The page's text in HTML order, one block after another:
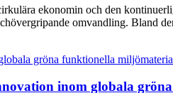
ekonomin och den
omvandling. Bland
inom globala